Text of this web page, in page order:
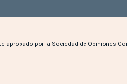
aprobado por la Sociedad de Opiniones